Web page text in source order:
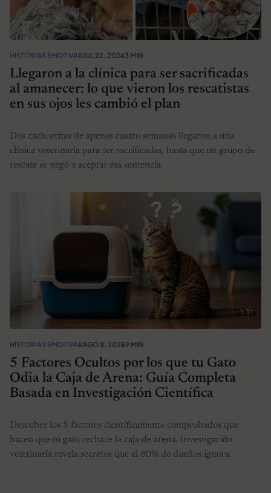
HISTORIAS EMOTIVASJUL 22, 20263 MIN
Llegaron a la clínica para ser sacrificadas
al amanecer: lo que vieron los rescatistas
en sus ojos les cambió el plan
Dos cachorritas de apenas cuatro semanas llegaron a una
clínica veterinaria para ser sacrificadas, hasta que un grupo de
rescate se negó a aceptar esa sentencia.
HISTORIAS EMOTIVASAGO 8, 20259 MIN
5 Factores Ocultos por los que tu Gato
Odia la Caja de Arena: Guía Completa
Basada en Investigación Científica
Descubre los 5 factores científicamente comprobados que
hacen que tu gato rechace la caja de arena. Investigación
veterinaria revela secretos que el 80% de dueños ignora.